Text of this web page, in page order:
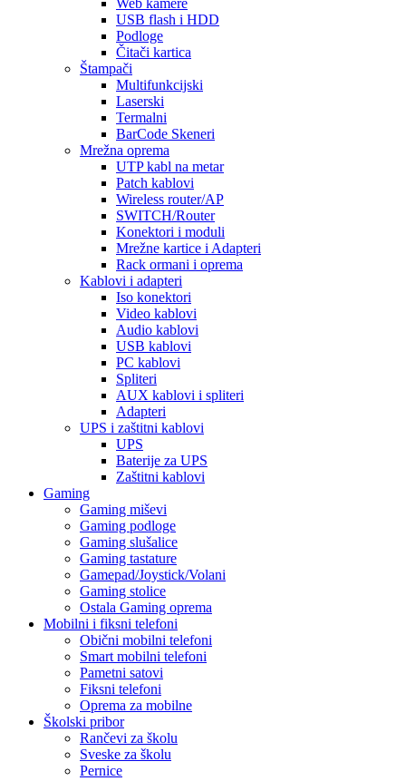
USB flash i HDD
Podloge
Čitači kartica
Štampači
Multifunkcijski
Laserski
Termalni
BarCode Skeneri
Mrežna oprema
UTP kabl na metar
Patch kablovi
Wireless router/AP
SWITCH/Router
Konektori i moduli
Mrežne kartice i Adapteri
Rack ormani i oprema
Kablovi i adapteri
Iso konektori
Video kablovi
Audio kablovi
USB kablovi
PC kablovi
Spliteri
AUX kablovi i spliteri
Adapteri
UPS i zaštitni kablovi
UPS
Baterije za UPS
Zaštitni kablovi
Gaming
Gaming miševi
Gaming podloge
Gaming slušalice
Gaming tastature
Gamepad/Joystick/Volani
Gaming stolice
Ostala Gaming oprema
Mobilni i fiksni telefoni
Obični mobilni telefoni
Smart mobilni telefoni
Pametni satovi
Fiksni telefoni
Oprema za mobilne
Školski pribor
Rančevi za školu
Sveske za školu
Pernice